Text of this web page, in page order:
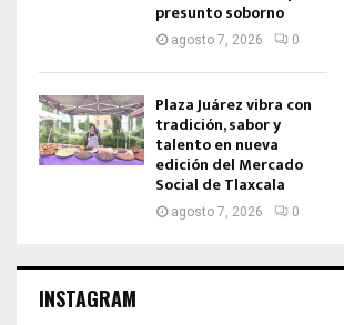
presunto soborno
agosto 7, 2026 0
Plaza Juárez vibra con
tradición, sabor y
talento en nueva
edición del Mercado
Social de Tlaxcala
agosto 7, 2026 0
INSTAGRAM